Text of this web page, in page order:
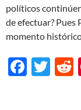
políticos
de efectuar?
momento
F
T